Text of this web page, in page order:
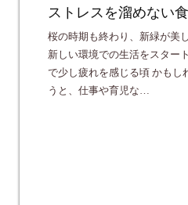
ストレスを溜めない
桜の時期も終わり、新緑が美
新しい環境での生活をスター
で少し疲れを感じる頃 かもし
うと、仕事や育児な…